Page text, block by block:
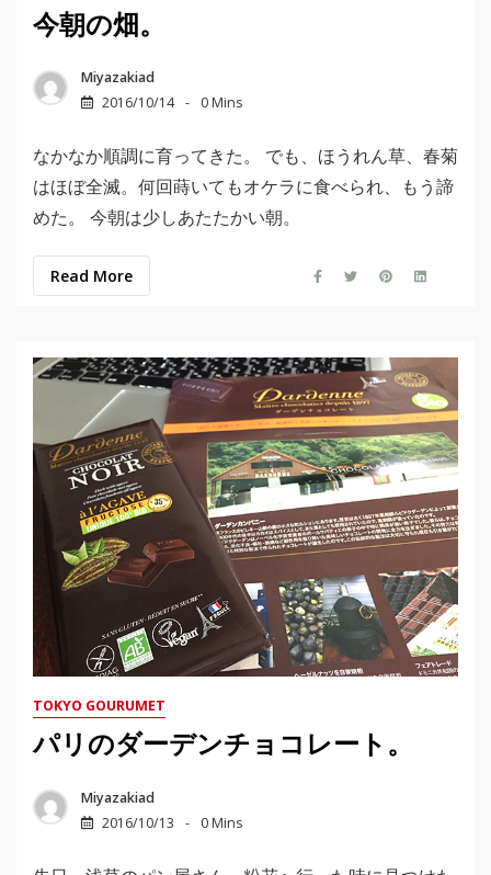
今朝の畑。
Miyazakiad
2016/10/14
0 Mins
なかなか順調に育ってきた。 でも、ほうれん草、春菊
はほぼ全滅。何回蒔いてもオケラに食べられ、もう諦
めた。 今朝は少しあたたかい朝。
Read More
TOKYO GOURUMET
パリのダーデンチョコレート。
Miyazakiad
2016/10/13
0 Mins